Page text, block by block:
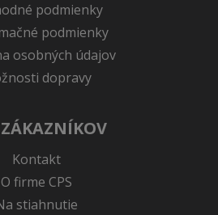
podmienky
podmienky
osobných údajov
dopravy
ZÁKAZNÍKOV
Kontakt
O firme CPS
stiahnutie